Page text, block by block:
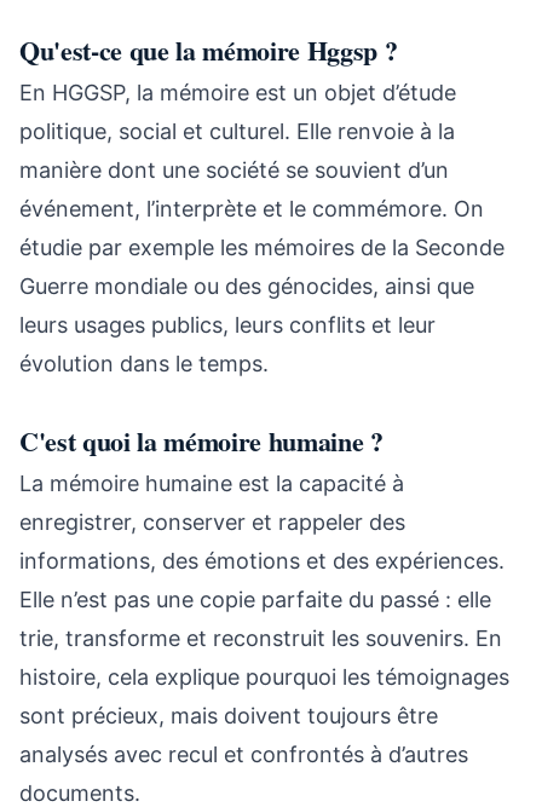
Qu'est-ce que la mémoire Hggsp ?
En HGGSP, la mémoire est un objet d’étude
politique, social et culturel. Elle renvoie à la
manière dont une société se souvient d’un
événement, l’interprète et le commémore. On
étudie par exemple les mémoires de la Seconde
Guerre mondiale ou des génocides, ainsi que
leurs usages publics, leurs conflits et leur
évolution dans le temps.
C'est quoi la mémoire humaine ?
La mémoire humaine est la capacité à
enregistrer, conserver et rappeler des
informations, des émotions et des expériences.
Elle n’est pas une copie parfaite du passé : elle
trie, transforme et reconstruit les souvenirs. En
histoire, cela explique pourquoi les témoignages
sont précieux, mais doivent toujours être
analysés avec recul et confrontés à d’autres
documents.